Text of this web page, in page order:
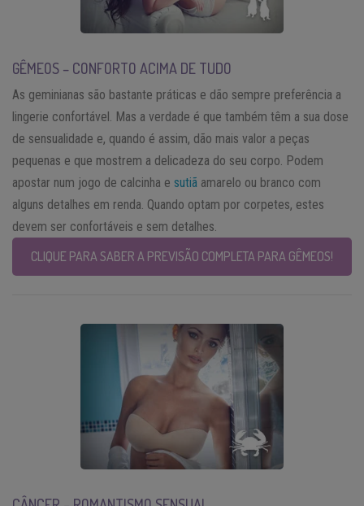
GÊMEOS – CONFORTO ACIMA DE TUDO
As geminianas são bastante práticas e dão sempre preferência a
lingerie confortável. Mas a verdade é que também têm a sua dose
de sensualidade e, quando é assim, dão mais valor a peças
pequenas e que mostrem a delicadeza do seu corpo. Podem
apostar num jogo de calcinha e sutiã amarelo ou branco com
alguns detalhes em renda. Quando optam por corpetes, estes
devem ser confortáveis e sem detalhes.
CLIQUE PARA SABER A PREVISÃO COMPLETA PARA GÊMEOS!